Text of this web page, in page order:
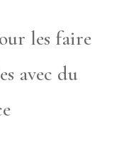
les faire
avec du